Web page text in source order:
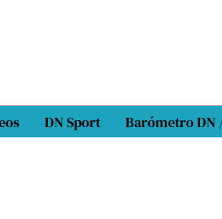
DN Sport Barómetro DN